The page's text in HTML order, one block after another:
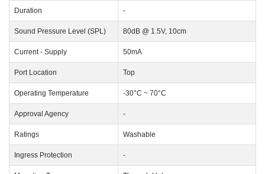
Duration -
Sound Pressure Level (SPL) 80dB @ 1.5V, 10cm
Current - Supply 50mA
Port Location Top
Operating Temperature -30°C ~ 70°C
Approval Agency -
Ratings Washable
Ingress Protection -